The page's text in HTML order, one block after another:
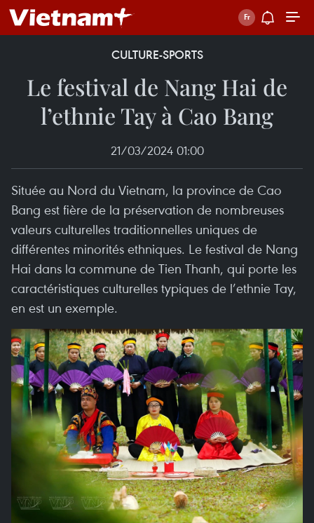
CULTURE-SPORTS
Le festival de Nang Hai de
l’ethnie Tay à Cao Bang
21/03/2024 01:00
Située au Nord du Vietnam, la province de Cao
Bang est fière de la préservation de nombreuses
valeurs culturelles traditionnelles uniques de
différentes minorités ethniques. Le festival de Nang
Hai dans la commune de Tien Thanh, qui porte les
caractéristiques culturelles typiques de l’ethnie Tay,
en est un exemple.